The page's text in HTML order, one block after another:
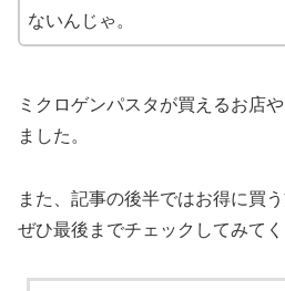
ないんじゃ。
ミクロゲンパスタが買えるお店
ました。
また、記事の後半ではお得に買
ぜひ最後までチェックしてみてく